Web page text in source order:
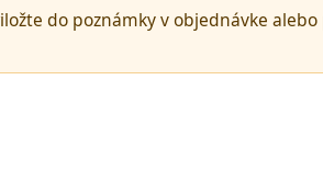
do poznámky v objednávke alebo